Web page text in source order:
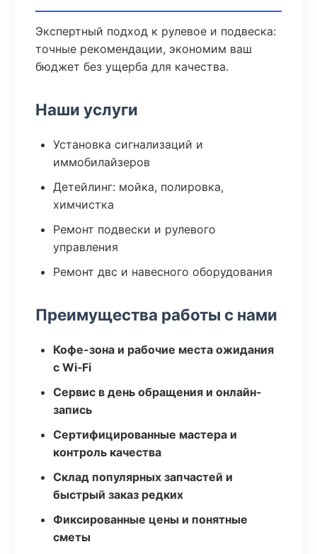
Экспертный подход к рулевое и подвеска:
точные рекомендации, экономим ваш
бюджет без ущерба для качества.
Наши услуги
Установка сигнализаций и
иммобилайзеров
Детейлинг: мойка, полировка,
химчистка
Ремонт подвески и рулевого
управления
Ремонт двс и навесного оборудования
Преимущества работы с нами
Кофе-зона и рабочие места ожидания
с Wi‑Fi
Сервис в день обращения и онлайн-
запись
Сертифицированные мастера и
контроль качества
Склад популярных запчастей и
быстрый заказ редких
Фиксированные цены и понятные
сметы